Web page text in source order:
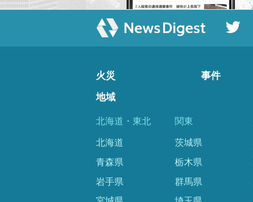
火災 事件
地域
北海道・東北
北海道
青森県
岩手県
関東
茨城県
栃木県
群馬県